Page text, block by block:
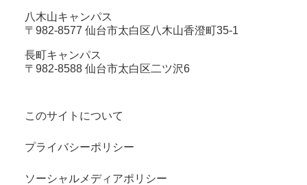
八木山キャンパス
〒982-8577 仙台市太白区八木山香澄町35-1
長町キャンパス
〒982-8588 仙台市太白区二ツ沢6
このサイトについて
プライバシーポリシー
ソーシャルメディアポリシー